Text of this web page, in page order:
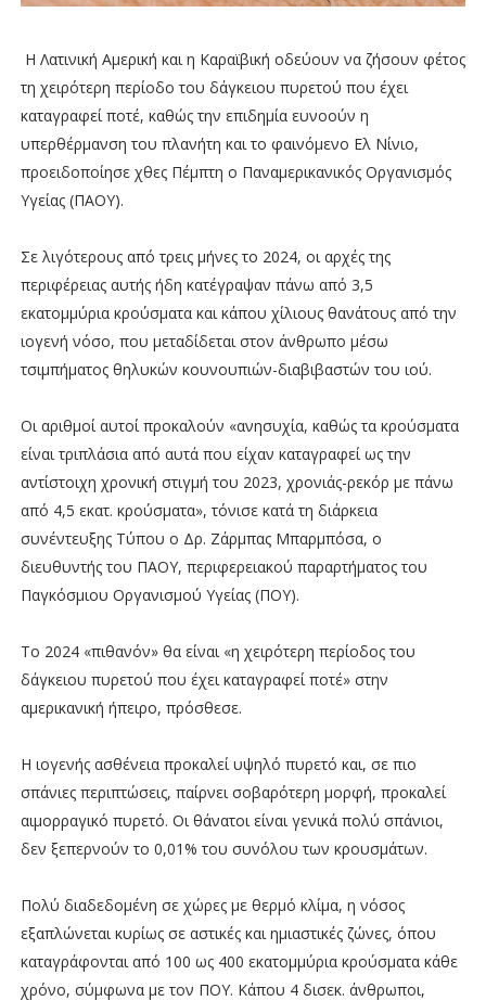
Η Λατινική Αμερική και η Καραϊβική οδεύουν να ζήσουν φέτος
τη χειρότερη περίοδο του δάγκειου πυρετού που έχει
καταγραφεί ποτέ, καθώς την επιδημία ευνοούν η
υπερθέρμανση του πλανήτη και το φαινόμενο Ελ Νίνιο,
προειδοποίησε χθες Πέμπτη ο Παναμερικανικός Οργανισμός
Υγείας (ΠΑΟΥ).
Σε λιγότερους από τρεις μήνες το 2024, οι αρχές της
περιφέρειας αυτής ήδη κατέγραψαν πάνω από 3,5
εκατομμύρια κρούσματα και κάπου χίλιους θανάτους από την
ιογενή νόσο, που μεταδίδεται στον άνθρωπο μέσω
τσιμπήματος θηλυκών κουνουπιών-διαβιβαστών του ιού.
Οι αριθμοί αυτοί προκαλούν «ανησυχία, καθώς τα κρούσματα
είναι τριπλάσια από αυτά που είχαν καταγραφεί ως την
αντίστοιχη χρονική στιγμή του 2023, χρονιάς-ρεκόρ με πάνω
από 4,5 εκατ. κρούσματα», τόνισε κατά τη διάρκεια
συνέντευξης Τύπου ο Δρ. Ζάρμπας Μπαρμπόσα, ο
διευθυντής του ΠΑΟΥ, περιφερειακού παραρτήματος του
Παγκόσμιου Οργανισμού Υγείας (ΠΟΥ).
Το 2024 «πιθανόν» θα είναι «η χειρότερη περίοδος του
δάγκειου πυρετού που έχει καταγραφεί ποτέ» στην
αμερικανική ήπειρο, πρόσθεσε.
Η ιογενής ασθένεια προκαλεί υψηλό πυρετό και, σε πιο
σπάνιες περιπτώσεις, παίρνει σοβαρότερη μορφή, προκαλεί
αιμορραγικό πυρετό. Οι θάνατοι είναι γενικά πολύ σπάνιοι,
δεν ξεπερνούν το 0,01% του συνόλου των κρουσμάτων.
Πολύ διαδεδομένη σε χώρες με θερμό κλίμα, η νόσος
εξαπλώνεται κυρίως σε αστικές και ημιαστικές ζώνες, όπου
καταγράφονται από 100 ως 400 εκατομμύρια κρούσματα κάθε
χρόνο, σύμφωνα με τον ΠΟΥ. Κάπου 4 δισεκ. άνθρωποι,